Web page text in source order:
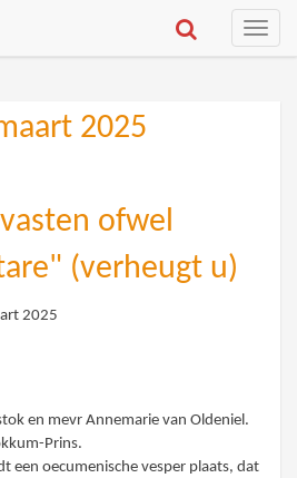
Toggle
2025
ofwel
(verheugt u)
2025
en mevr Annemarie van Oldeniel.
Prins.
een oecumenische vesper plaats, dat